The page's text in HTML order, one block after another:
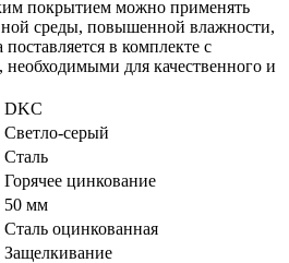
покрытием можно применять
среды, повышенной влажности,
в комплекте с
для качественного и
DKC
Светло-серый
Сталь
Горячее цинкование
50 мм
Сталь оцинкованная
Защелкивание